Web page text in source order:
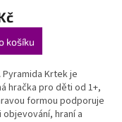
košíku
Pyramida Krtek je
hračka pro děti od 1+,
formou podporuje
hraní a